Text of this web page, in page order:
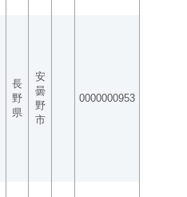
長
野
県
安
曇
野
市
0000000953